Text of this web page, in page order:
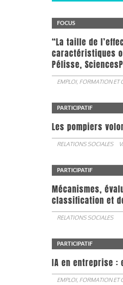
FOCUS
“La taille de
caractéristiques
Pélisse,
EMPLOI, FORMATION ET
PARTICIPATIF
Les pompiers
RELATIONS SOCIALES
PARTICIPATIF
Mécanismes,
classification et
RELATIONS SOCIALES
PARTICIPATIF
IA en entreprise :
EMPLOI, FORMATION ET